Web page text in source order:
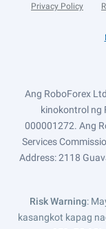
Privacy Policy
Ang RoboForex
kinokontrol ng
000001272. Ang
Services
Address: 2118
Risk Warning:
kasangkot kapag